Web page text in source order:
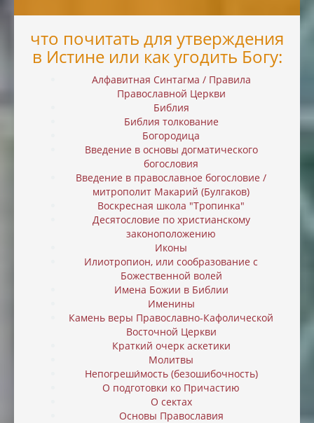
что почитать для утверждения
в Истине или как угодить Богу:
Алфавитная Синтагма / Правила
Православной Церкви
Библия
Библия толкование
Богородица
Введение в основы догматического
богословия
Введение в православное богословие /
митрополит Макарий (Булгаков)
Воскресная школа "Тропинка"
Десятословие по христианскому
законоположению
Иконы
Илиотропион, или cообразование с
Божественной волей
Имена Божии в Библии
Именины
Камень веры Православно-Кафолической
Восточной Церкви
Краткий очерк аскетики
Молитвы
Непогреши́мость (безошибочность)
О подготовки ко Причастию
О сектах
Основы Православия